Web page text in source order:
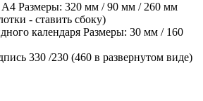
А4 Размеры: 320 мм / 90 мм / 260 мм
- ставить сбоку)
календаря Размеры: 30 мм / 160
330 /230 (460 в развернутом виде)